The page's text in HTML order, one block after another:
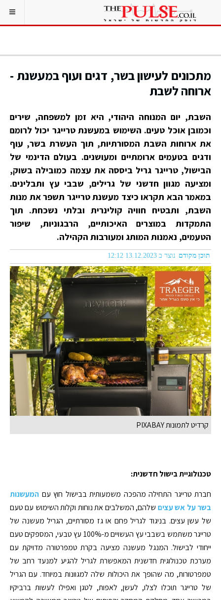
מתכונים לעישון בשר, דגים ועוף במעשנת -
ארוחה לשבת
השבת, יום המנוחה היהודי, היא זמן למשפחה, שירים
וכמובן אוכל טעים. השימוש במעשנת טרייגר יכול לרומם
את ארוחות השבת המסורתיות, תוך העשרת בשר, עוף
ודגים בטעמים ארומתיים ומעושנים. בעולם הדינמי של
הבישול, טרייגר גריל ביססה את עצמה כמובילה בשוק,
ומציעה מגוון חדשני של גרילים, שבבי עץ ותבלינים.
במאמר הבא תקראו כיצד מעשנת טרייגר תשפר את מנות
השבת, ותבטיח חוויה קולינרית ובלתי נשכחת. תוך
התמקדות במוצרים האיכותיים, הרבגוניות, שיפור
הטעמים, נאמנות המותג ומעורבות הקהילה.
תוכן מקודם נוצר ב 13.12.2023 12:12
קרדיט לתמונות PIXABAY
טכנולוגיית בישול חדשנית:
חברת טרייגר התחילה מהפכה משמעותית בבישול חוץ עם המעשנות
בשר על אש עצים שלהם, המשלבים את נוחות וקלות השימוש עם טעם
של עשן עצים. בניגוד לגריל פחם או גז מסורתיים, הגריל מעשנה של
טרייגר משתמש בשבבי עץ העשויים מ-100% עץ טבעי, המספקים טעם
ייחודי לבישול. המנגל מעשנה מציעה בקרת טמפרטורה מדויקת עם
מערכת טכנולוגית חדשנית המאפשרת לגריל להגיע למנעד רחב של
טמפרטורות, מה שהופך את היכולות שלה למגוונות במיוחד. עם הגריל
של טרייגר תוכלו לצלו, לעשן, לאפות, לטגן ואפילו לעשות ברביקיו